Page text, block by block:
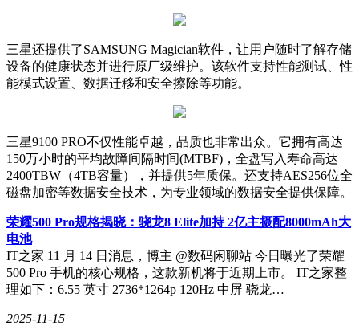
三星还提供了SAMSUNG Magician软件，让用户随时了解存储
设备的健康状态并进行原厂级维护。该软件支持性能测试、性
能模式设置、数据迁移和安全擦除等功能。
三星9100 PRO不仅性能卓越，品质也非常出众。它拥有高达
150万小时的平均故障间隔时间(MTBF)，全盘写入寿命高达
2400TBW（4TB容量），并提供5年质保。还支持AES256位全
磁盘加密等数据安全技术，为专业领域的数据安全提供保障。
荣耀500 Pro规格揭晓：骁龙8 Elite加持 2亿主摄配8000mAh大
电池
IT之家 11 月 14 日消息，博主 @数码闲聊站 今日曝光了荣耀
500 Pro 手机的核心规格，这款新机将于近期上市。 IT之家整
理如下：6.55 英寸 2736*1264p 120Hz 中屏 骁龙…
2025-11-15